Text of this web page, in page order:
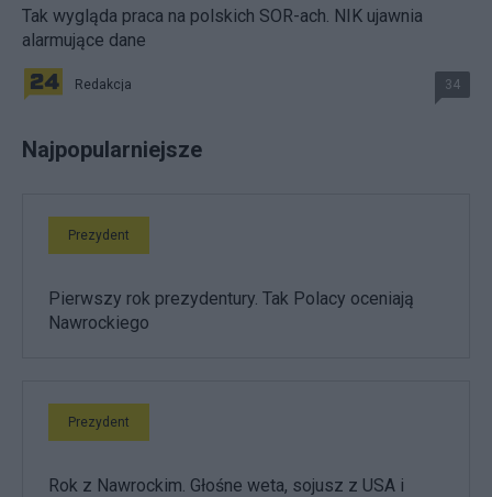
Tak wygląda praca na polskich SOR-ach. NIK ujawnia
alarmujące dane
Redakcja 34
Najpopularniejsze
Prezydent
Pierwszy rok prezydentury. Tak Polacy oceniają
Nawrockiego
Prezydent
Rok z Nawrockim. Głośne weta, sojusz z USA i